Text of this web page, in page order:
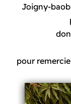
Joigny-
pour